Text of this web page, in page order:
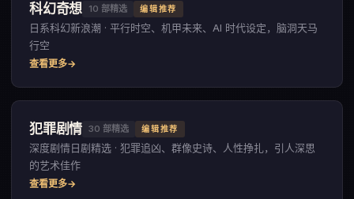
科幻奇想 10 部精选 编辑推荐
日系科幻新浪潮 · 平行时空、机甲未来、AI 时代设定，脑洞天马
行空
查看更多
犯罪剧情 30 部精选 编辑推荐
深度剧情日剧精选 · 犯罪追凶、群像史诗、人性挣扎，引人深思
的艺术佳作
查看更多